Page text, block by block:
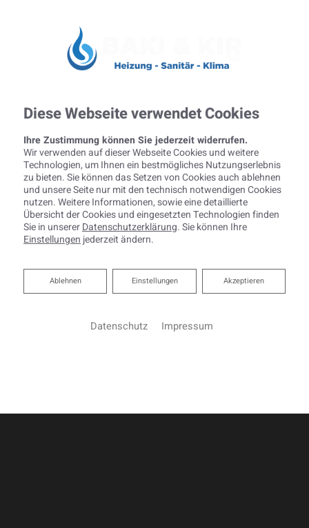
Diese Webseite verwendet Cookies
Ihre Zustimmung können Sie jederzeit widerrufen.
Wir verwenden auf dieser Webseite Cookies und weitere
Technologien, um Ihnen ein bestmögliches Nutzungserlebnis
zu bieten. Sie können das Setzen von Cookies auch ablehnen
und unsere Seite nur mit den technisch notwendigen Cookies
nutzen. Weitere Informationen, sowie eine detaillierte
Übersicht der Cookies und eingesetzten Technologien finden
Sie in unsererDatenschutzerklärung. Sie können Ihre
Einstellungen jederzeit ändern.
Akzeptieren
Einstellungen
Ablehnen
Ablehnen
Datenschutz Impressum